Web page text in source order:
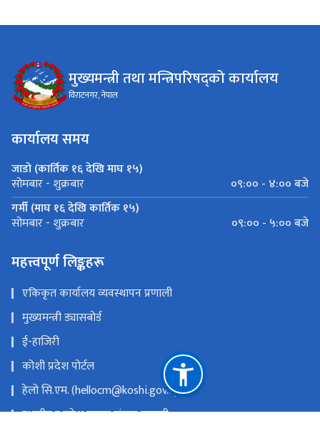
मुख्यमन्त्री तथा मन्त्रिपरिषद्को कार्यालय
विराटनगर, नेपाल
कार्यालय समय
जाडो (कार्तिक १६ देखि माघ १५)
सोमबार - शुक्रबार
०९:०० - ४:०० बजे
गर्मी (माघ १६ देखि कार्तिक १५)
सोमबार - शुक्रबार ०९:०० - ५:०० बजे
महत्त्वपूर्ण लिङ्कहरू
एकिकृत कार्यालय व्यवस्थापन प्रणाली
मुख्यमन्त्री ड्यासबोर्ड
ई-हाजिरी
कोशी प्रदेश पोर्टल
हेलो सि.एम. (hellocm@koshi.gov.np)
स्थानीय र प्रदेश सुचना संयन्त्र प्रणाली